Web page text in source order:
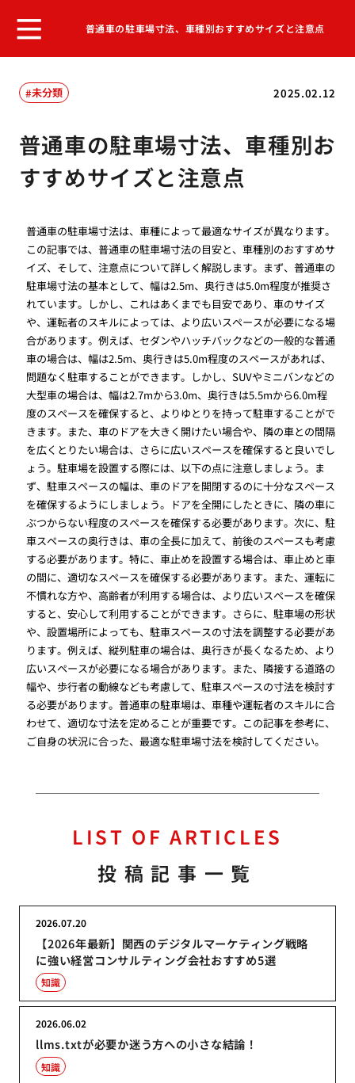
普通車の駐車場寸法、車種別おすすめサイズと注意点
2025.02.12
未分類
普通車の駐車場寸法、車種別お
すすめサイズと注意点
普通車の駐車場寸法は、車種によって最適なサイズが異なります。
この記事では、普通車の駐車場寸法の目安と、車種別のおすすめサ
イズ、そして、注意点について詳しく解説します。まず、普通車の
駐車場寸法の基本として、幅は2.5m、奥行きは5.0m程度が推奨さ
れています。しかし、これはあくまでも目安であり、車のサイズ
や、運転者のスキルによっては、より広いスペースが必要になる場
合があります。例えば、セダンやハッチバックなどの一般的な普通
車の場合は、幅は2.5m、奥行きは5.0m程度のスペースがあれば、
問題なく駐車することができます。しかし、SUVやミニバンなどの
大型車の場合は、幅は2.7mから3.0m、奥行きは5.5mから6.0m程
度のスペースを確保すると、よりゆとりを持って駐車することがで
きます。また、車のドアを大きく開けたい場合や、隣の車との間隔
を広くとりたい場合は、さらに広いスペースを確保すると良いでし
ょう。駐車場を設置する際には、以下の点に注意しましょう。ま
ず、駐車スペースの幅は、車のドアを開閉するのに十分なスペース
を確保するようにしましょう。ドアを全開にしたときに、隣の車に
ぶつからない程度のスペースを確保する必要があります。次に、駐
車スペースの奥行きは、車の全長に加えて、前後のスペースも考慮
する必要があります。特に、車止めを設置する場合は、車止めと車
の間に、適切なスペースを確保する必要があります。また、運転に
不慣れな方や、高齢者が利用する場合は、より広いスペースを確保
すると、安心して利用することができます。さらに、駐車場の形状
や、設置場所によっても、駐車スペースの寸法を調整する必要があ
ります。例えば、縦列駐車の場合は、奥行きが長くなるため、より
広いスペースが必要になる場合があります。また、隣接する道路の
幅や、歩行者の動線なども考慮して、駐車スペースの寸法を検討す
る必要があります。普通車の駐車場は、車種や運転者のスキルに合
わせて、適切な寸法を定めることが重要です。この記事を参考に、
ご自身の状況に合った、最適な駐車場寸法を検討してください。
LIST OF ARTICLES
投稿記事一覧
【2026年最新】関西のデジタルマーケティング戦略
に強い経営コンサルティング会社おすすめ5選
2026.07.20
知識
llms.txtが必要か迷う方への小さな結論！
2026.06.02
知識